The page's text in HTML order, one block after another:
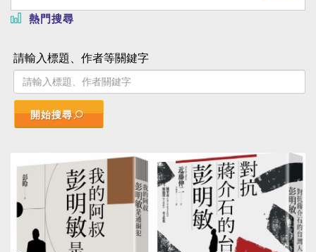
熱門搜尋
請輸入標題、作者等關鍵字
開始搜尋